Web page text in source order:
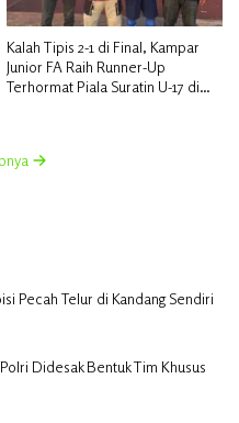
Kalah Tipis 2-1 di Final, Kampar
Junior FA Raih Runner-Up
Terhormat Piala Suratin U-17 di
Pecah Telur di Kandang Sendiri
Didesak Bentuk Tim Khusus